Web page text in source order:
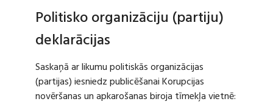
Politisko organizāciju (partiju)
deklarācijas
Saskaņā ar likumu politiskās organizācijas
(partijas) iesniedz publicēšanai Korupcijas
novēršanas un apkarošanas biroja tīmekļa vietnē: